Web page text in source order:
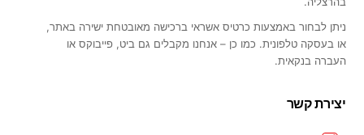
ניתן לבחור באמצעות כרטיס אשראי ברכישה מאובטחת ישירה באתר,
או בעסקה טלפונית. כמו כן – אנחנו מקבלים גם ביט, פייבוקס או
העברה בנקאית.
יצירת קשר